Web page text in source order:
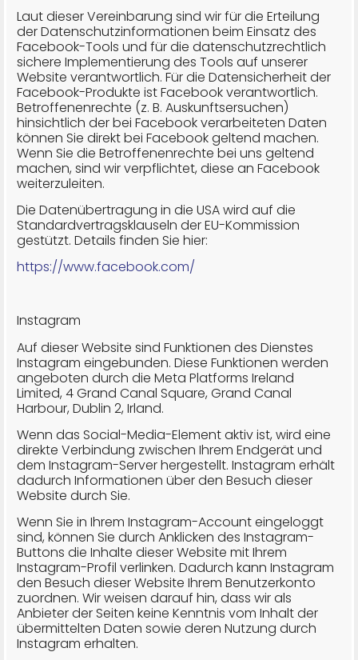
Laut dieser Vereinbarung sind wir für die Erteilung
der Datenschutzinformationen beim Einsatz des
Facebook-Tools und für die datenschutzrechtlich
sichere Implementierung des Tools auf unserer
Website verantwortlich. Für die Datensicherheit der
Facebook-Produkte ist Facebook verantwortlich.
Betroffenenrechte (z. B. Auskunftsersuchen)
hinsichtlich der bei Facebook verarbeiteten Daten
können Sie direkt bei Facebook geltend machen.
Wenn Sie die Betroffenenrechte bei uns geltend
machen, sind wir verpflichtet, diese an Facebook
weiterzuleiten.
Die Datenübertragung in die USA wird auf die
Standardvertragsklauseln der EU-Kommission
gestützt. Details finden Sie hier:
https://www.facebook.com/
Instagram
Auf dieser Website sind Funktionen des Dienstes
Instagram eingebunden. Diese Funktionen werden
angeboten durch die Meta Platforms Ireland
Limited, 4 Grand Canal Square, Grand Canal
Harbour, Dublin 2, Irland.
Wenn das Social-Media-Element aktiv ist, wird eine
direkte Verbindung zwischen Ihrem Endgerät und
dem Instagram-Server hergestellt. Instagram erhält
dadurch Informationen über den Besuch dieser
Website durch Sie.
Wenn Sie in Ihrem Instagram-Account eingeloggt
sind, können Sie durch Anklicken des Instagram-
Buttons die Inhalte dieser Website mit Ihrem
Instagram-Profil verlinken. Dadurch kann Instagram
den Besuch dieser Website Ihrem Benutzerkonto
zuordnen. Wir weisen darauf hin, dass wir als
Anbieter der Seiten keine Kenntnis vom Inhalt der
übermittelten Daten sowie deren Nutzung durch
Instagram erhalten.